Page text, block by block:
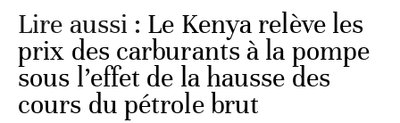
Lire aussi : Le Kenya relève les
prix des carburants à la pompe
sous l’effet de la hausse des
cours du pétrole brut